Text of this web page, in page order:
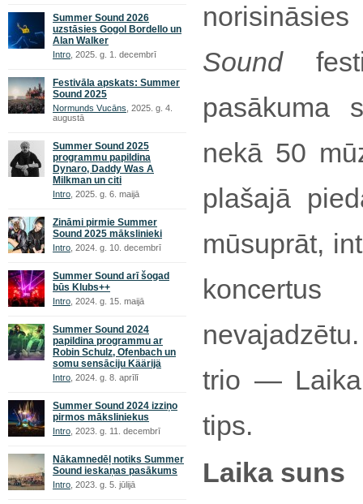
Summer Sound 2026
uzstāsies Gogol Bordello un
Alan Walker
Intro , 2025. g. 1. decembrī
Festivāla apskats: Summer
Sound 2025
Normunds Vucāns , 2025. g. 4.
augustā
Summer Sound 2025
programmu papildina
Dynaro, Daddy Was A
Milkman un citi
Intro , 2025. g. 6. maijā
Zināmi pirmie Summer
Sound 2025 mākslinieki
Intro , 2024. g. 10. decembrī
Summer Sound arī šogad
būs Klubs++
Intro , 2024. g. 15. maijā
Summer Sound 2024
papildina programmu ar
Robin Schulz, Ofenbach un
somu sensāciju Käärijä
Intro , 2024. g. 8. aprīlī
Summer Sound 2024 izziņo
pirmos māksliniekus
Intro , 2023. g. 11. decembrī
Nākamnedēļ notiks Summer
Sound ieskaņas pasākums
Intro , 2023. g. 5. jūlijā
Sound
pasākuma
nekā 50
plašajā
mūsuprāt,
trio — Laika
tips.
Laika suns